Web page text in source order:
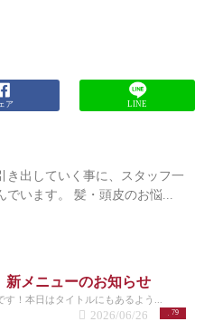
ア LINE
き出していく事に、スタッフ一
でいます。 髪・頭皮のお悩...
新メニューのお知らせ
！本日はタイトルにもあるよう...
79
2026/06/26